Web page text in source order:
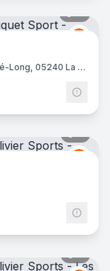
Centre Commercial Pré Long, 1 Rte de Pré-Long, 05240 La Salle-les-Alpes